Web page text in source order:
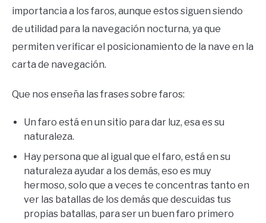
importancia a los faros, aunque estos siguen siendo
de utilidad para la navegación nocturna, ya que
permiten verificar el posicionamiento de la nave en la
carta de navegación.
Que nos enseña las frases sobre faros:
Un faro está en un sitio para dar luz, esa es su
naturaleza.
Hay persona que al igual que el faro, está en su
naturaleza ayudar a los demás, eso es muy
hermoso, solo que a veces te concentras tanto en
ver las batallas de los demás que descuidas tus
propias batallas, para ser un buen faro primero